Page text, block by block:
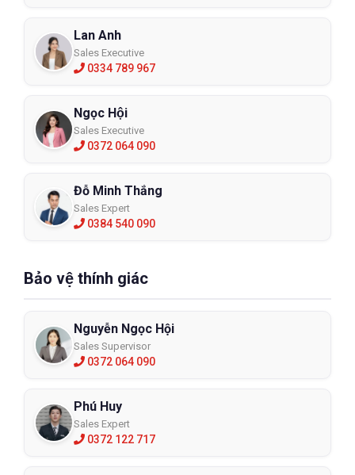
Lan Anh
Sales Executive
0334 789 967
Ngọc Hội
Sales Executive
0372 064 090
Đỗ Minh Thắng
Sales Expert
0384 540 090
Bảo vệ thính giác
Nguyễn Ngọc Hội
Sales Supervisor
0372 064 090
Phú Huy
Sales Expert
0372 122 717